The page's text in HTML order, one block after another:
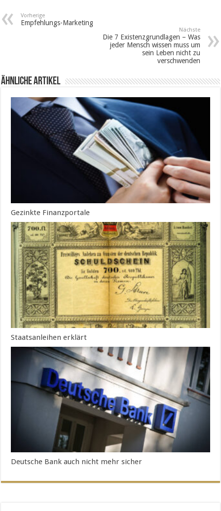
Vorherige
Empfehlungs-Marketing
Nächste
Die 7 Existenzgrundlagen – Was
jeder Mensch wissen muss um
sein Leben nicht zu
verschwenden
Ähnliche Artikel
Gezinkte Finanzportale
Staatsanleihen erklärt
Deutsche Bank auch nicht mehr sicher